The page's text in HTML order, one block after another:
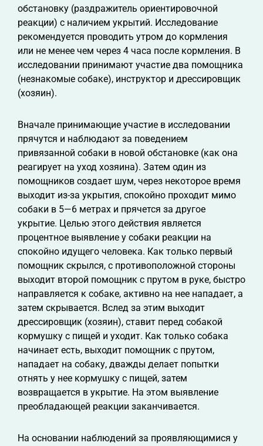
обстановку (раздражитель ориентировочной
реакции) с наличием укрытий. Исследование
рекомендуется проводить утром до кормления
или не менее чем через 4 часа после кормления. В
исследовании принимают участие два помощника
(незнакомые собаке), инструктор и дрессировщик
(хозяин).
Вначале принимающие участие в исследовании
прячутся и наблюдают за поведением
привязанной собаки в новой обстановке (как она
реагирует на уход хозяина). Затем один из
помощников создает шум, через некоторое время
выходит из-за укрытия, спокойно проходит мимо
собаки в 5—6 метрах и прячется за другое
укрытие. Целью этого действия является
процентное выявление у собаки реакции на
спокойно идущего человека. Как только первый
помощник скрылся, с противоположной стороны
выходит второй помощник с прутом в руке, быстро
направляется к собаке, активно на нее нападает, а
затем скрывается. Вслед за этим выходит
дрессировщик (хозяин), ставит перед собакой
кормушку с пищей и уходит. Как только собака
начинает есть, выходит помощник с прутом,
нападает на собаку, дважды делает попытки
отнять у нее кормушку с пищей, затем
возвращается в укрытие. На этом выявление
преобладающей реакции заканчивается.
На основании наблюдений за проявляющимися у